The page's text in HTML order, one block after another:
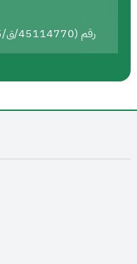
رقم (45114770/ق/1445هـ) وتاريخ (13/07/1445هـ)
window